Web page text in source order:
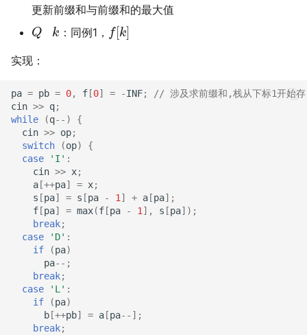
更新前缀和与前缀和的最大值
Q k ：同例1， f[k]
实现：
pa = pb = 0, f [0] = -INF;
// 涉及求前缀和,栈从下标1开始
cin >> q;
while
(q-- )
{
cin >> op;
switch
(op)
{
case
'I' :
cin >> x;
a [++pa] = x;
s [pa] = s [pa - 1] + a [pa];
f [pa] = max(f [pa - 1], s [pa]);
break;
case
'D' :
if
(pa)
pa-- ;
break;
case
'L' :
if
(pa)
b [++pb] = a [pa-- ];
break;